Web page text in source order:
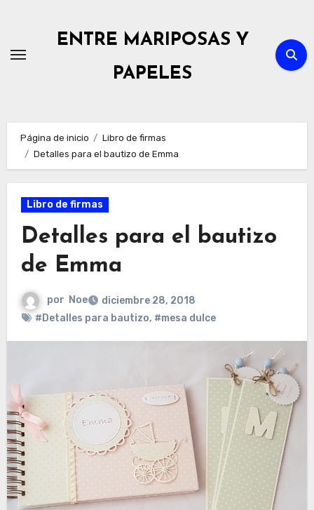
contenido
ENTRE MARIPOSAS Y
PAPELES
Página de inicio
Libro de firmas
Detalles para el bautizo de Emma
Libro de firmas
Detalles para el bautizo
de Emma
por Noe
diciembre 28, 2018
#Detalles para bautizo, #mesa dulce